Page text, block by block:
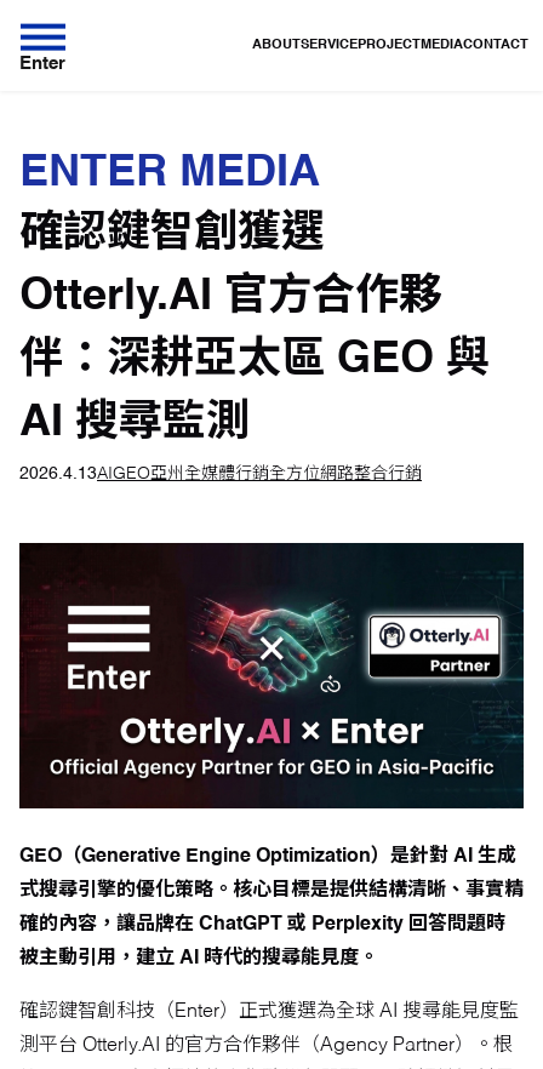
Enter
ABOUT SERVICEPROJECT MEDIACONTACT
ENTER MEDIA
確認鍵智創獲選
Otterly.AI 官方合作夥
伴：深耕亞太區 GEO 與
AI 搜尋監測
2026.4.13AI GEO亞州 全媒體行銷全方位網路整合行銷
GEO（Generative Engine Optimization）是針對 AI 生成
式搜尋引擎的優化策略。核心目標是提供結構清晰、事實精
確的內容，讓品牌在 ChatGPT 或 Perplexity 回答問題時
被主動引用，建立 AI 時代的搜尋能見度。
確認鍵智創科技（Enter）正式獲選為全球 AI 搜尋能見度監
測平台 Otterly.AI 的官方合作夥伴（Agency Partner）。根